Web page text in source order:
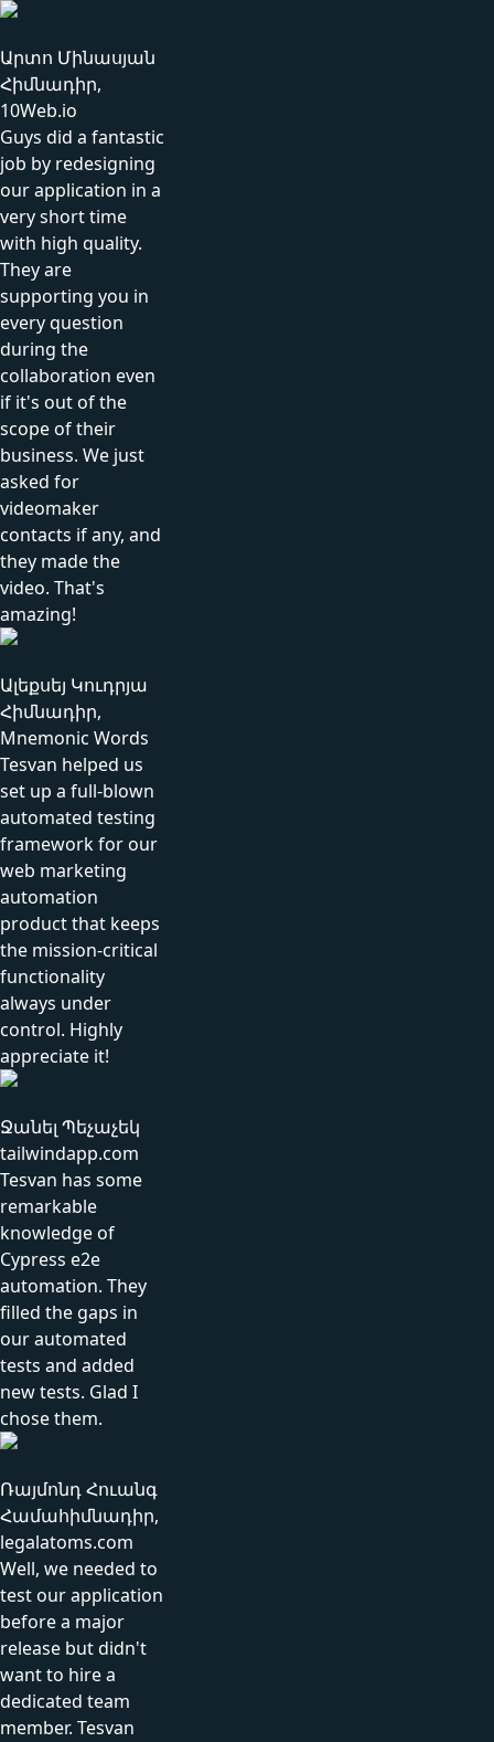
Արտո Մինասյան
Հիմնադիր,
10Web.io
Guys did a fantastic
job by redesigning
our application in a
very short time
with high quality.
They are
supporting you in
every question
during the
collaboration even
if it's out of the
scope of their
business. We just
asked for
videomaker
contacts if any, and
they made the
video. That's
amazing!
Ալեքսեյ Կուդրյա
Հիմնադիր,
Mnemonic Words
Tesvan helped us
set up a full-blown
automated testing
framework for our
web marketing
automation
product that keeps
the mission-critical
functionality
always under
control. Highly
appreciate it!
Ջանել Պեչաչեկ
tailwindapp.com
Tesvan has some
remarkable
knowledge of
Cypress e2e
automation. They
filled the gaps in
our automated
tests and added
new tests. Glad I
chose them.
Ռայմոնդ Հուանգ
Համահիմնադիր,
legalatoms.com
Well, we needed to
test our application
before a major
release but didn't
want to hire a
dedicated team
member. Tesvan